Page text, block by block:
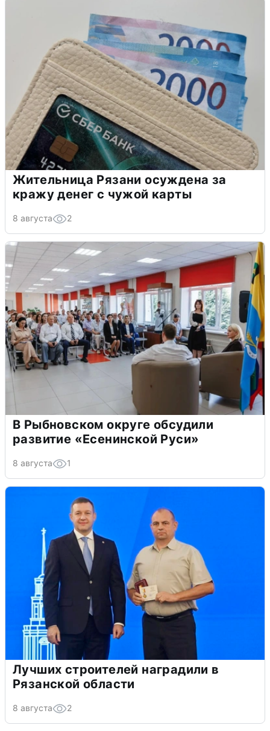
Жительница Рязани осуждена за
кражу денег с чужой карты
8 августа 2
В Рыбновском округе обсудили
развитие «Есенинской Руси»
8 августа 1
Лучших строителей наградили в
Рязанской области
8 августа 2